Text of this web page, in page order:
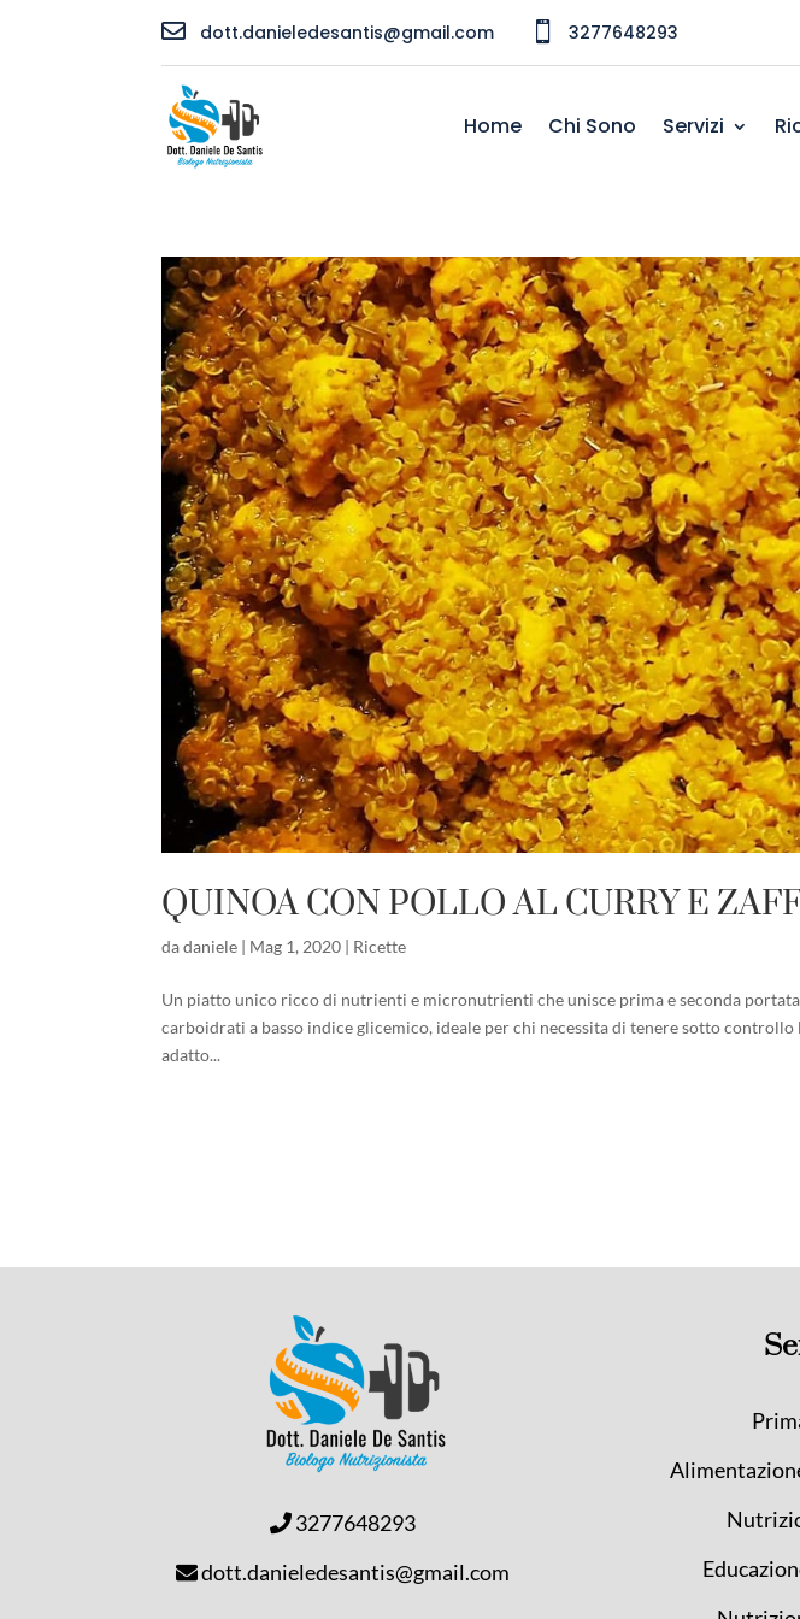
 dott.danieledesantis@gmail.com  3277648293
Home Chi Sono Servizi
QUINOA CON POLLO AL CURRY E
dadaniele | Mag 1, 2020 | Ricette
Un piatto unico ricco di nutrienti e micronutrienti che unisce prima e seconda portata
carboidrati a basso indice glicemico, ideale per chi necessita di tenere sotto
adatto...
3277648293
dott.danieledesantis@gmail.com